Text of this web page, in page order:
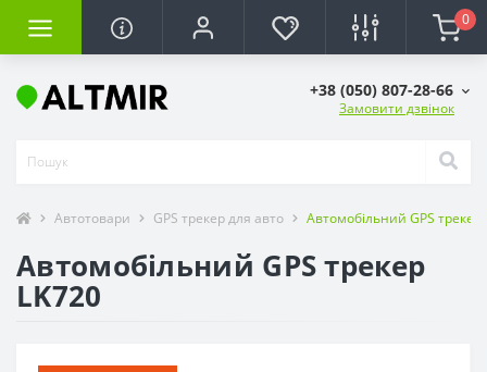
0
+38 (050) 807-28-66
Замовити дзвінок
Автотовари GPS трекер для авто Автомобільний GPS трекер
Автомобільний GPS трекер
LK720